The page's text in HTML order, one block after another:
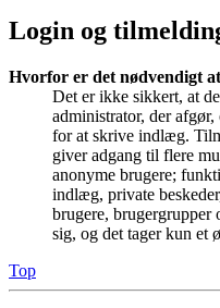
Login og
Hvorfor er det nødvendigt
Det er ikke sikkert, at
administrator, der
for at skrive indlæg.
giver adgang til flere
anonyme brugere;
indlæg, private
brugere, brugergrupper
sig, og det tager kun et
Top